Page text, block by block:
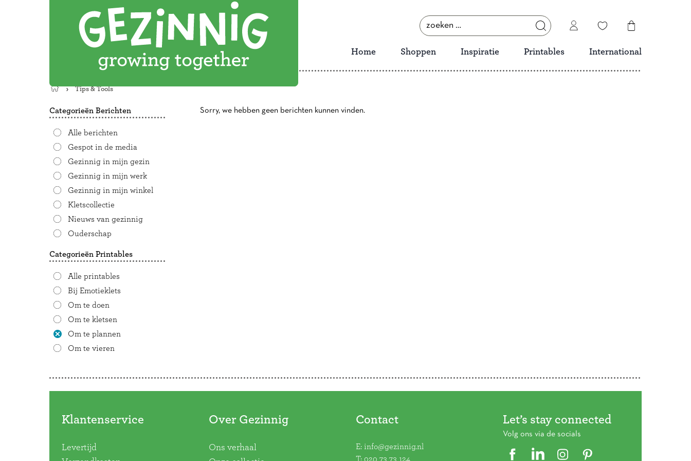
zoeken
naar:
Home Shoppen Inspiratie Printables International
Terug
de
Tips & Tools
Categorieën Berichten
Alle berichten
Gespot in de media
Gezinnig in mijn gezin
Gezinnig in mijn werk
Gezinnig in mijn winkel
Kletscollectie
Nieuws van gezinnig
Ouderschap
Categorieën Printables
Alle printables
Bij Emotieklets
Om te doen
Om te kletsen
Om te plannen
Om te vieren
Sorry, we hebben geen berichten kunnen vinden.
Klantenservice
Levertijd
Over Gezinnig
Ons verhaal
Contact
E: info@gezinnig.nl
T: 020 73 73 124
Let’s stay connected
Volg ons via de socials